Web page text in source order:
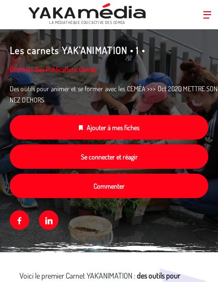
Aller
au
contenu
principal
LA MÉDIATHÈQUE ÉDUC’ACTIVE DES CEMÉA
Les carnets YAK'ANIMATION • 1 •
Direction Des Publications Ceméa
Des outils pour animer et se former avec les CEMÉA >>> Oct 2020 METTRE SON
NEZ DEHORS
Ajouter à mes fiches
Se connecter et réagir
Commenter
FacebookLinkedin
Voici le premier Carnet YAK'ANIMATION :des outils pour